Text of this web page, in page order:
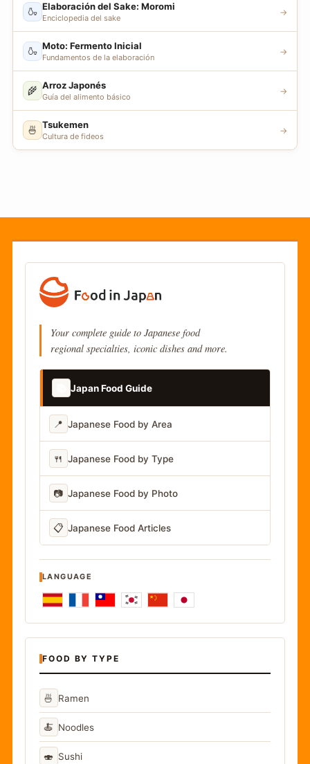
🍶 Elaboración del Sake: Moromi
Enciclopedia del sake
→
🍶 Moto: Fermento Inicial
Fundamentos de la elaboración
→
🌾 Arroz Japonés
Guía del alimento básico
→
🍜 Tsukemen
Cultura de fideos
→
Your complete guide to Japanese food
regional specialties, iconic dishes and more.
Japan Food Guide
📍 Japanese Food by Area
🍴 Japanese Food by Type
📷 Japanese Food by Photo
📋 Japanese Food Articles
LANGUAGE
FOOD BY TYPE
🍜 Ramen
🍝 Noodles
🍣 Sushi